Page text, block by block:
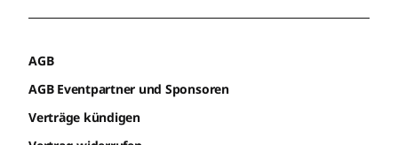
AGB
AGB Eventpartner und Sponsoren
Verträge kündigen